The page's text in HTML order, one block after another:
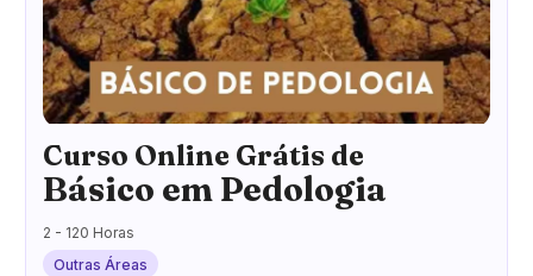
Curso Online Grátis de
Básico em Pedologia
2 - 120 Horas
Outras Áreas